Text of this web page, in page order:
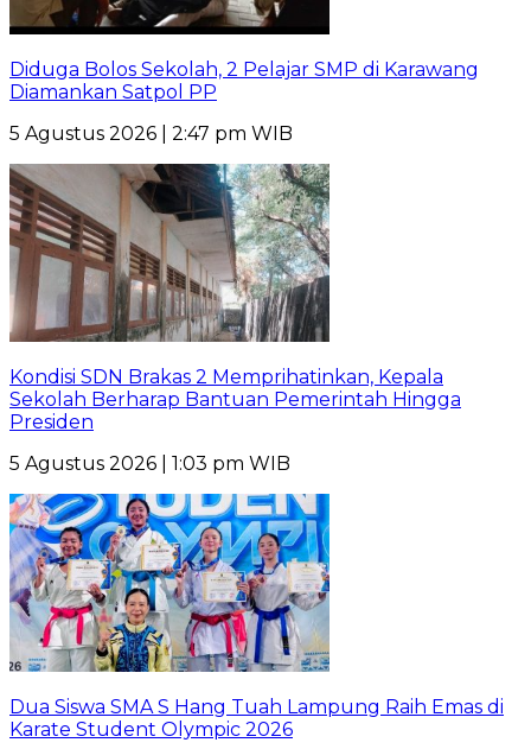
Diduga Bolos Sekolah, 2 Pelajar SMP di Karawang
Diamankan Satpol PP
5 Agustus 2026 | 2:47 pm WIB
Kondisi SDN Brakas 2 Memprihatinkan, Kepala
Sekolah Berharap Bantuan Pemerintah Hingga
Presiden
5 Agustus 2026 | 1:03 pm WIB
Dua Siswa SMA S Hang Tuah Lampung Raih Emas di
Karate Student Olympic 2026